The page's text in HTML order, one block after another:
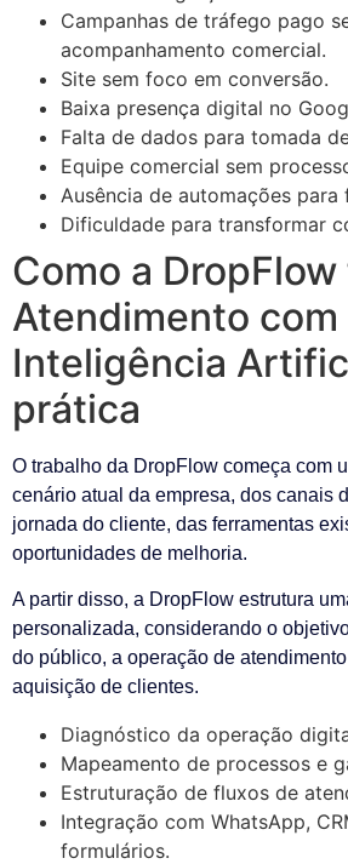
Campanhas de tráfego pago
acompanhamento comercial.
Site sem foco em conversão.
Baixa presença digital no
Falta de dados para tomada
Equipe comercial sem
Ausência de automações para
Dificuldade para transformar
Como a DropFlow
Atendimento com
Inteligência
prática
O trabalho da DropFlow começa com
cenário atual da empresa, dos canais
jornada do cliente, das ferramentas
oportunidades de melhoria.
A partir disso, a DropFlow estrutura
personalizada, considerando o
do público, a operação de
aquisição de clientes.
Diagnóstico da operação
Mapeamento de processos e
Estruturação de fluxos de
Integração com WhatsApp,
formulários.